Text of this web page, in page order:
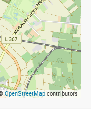
©OpenStreetMapcontributors